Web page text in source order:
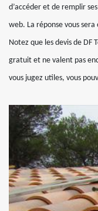
d’accéder et de remplir
web. La réponse vous
Notez que les devis de DF
gratuit et ne valent pas
vous jugez utiles, vous